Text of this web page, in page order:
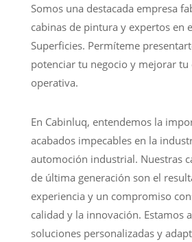
Somos una destacada empresa
cabinas de pintura y expertos en
Superficies. Permíteme
potenciar tu negocio y mejorar tu
operativa.
En Cabinluq, entendemos la
acabados impecables en la
automoción industrial. Nuestras
de última generación son el
experiencia y un compromiso
calidad y la innovación. Estamos
soluciones personalizadas y